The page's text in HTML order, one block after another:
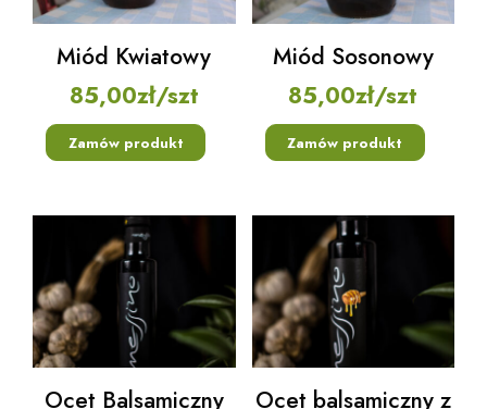
Miód Kwiatowy
85,00zł/szt
Zamów produkt
Miód Sosonowy
85,00zł/szt
Zamów produkt
Ocet Balsamiczny Ocet balsamiczny z